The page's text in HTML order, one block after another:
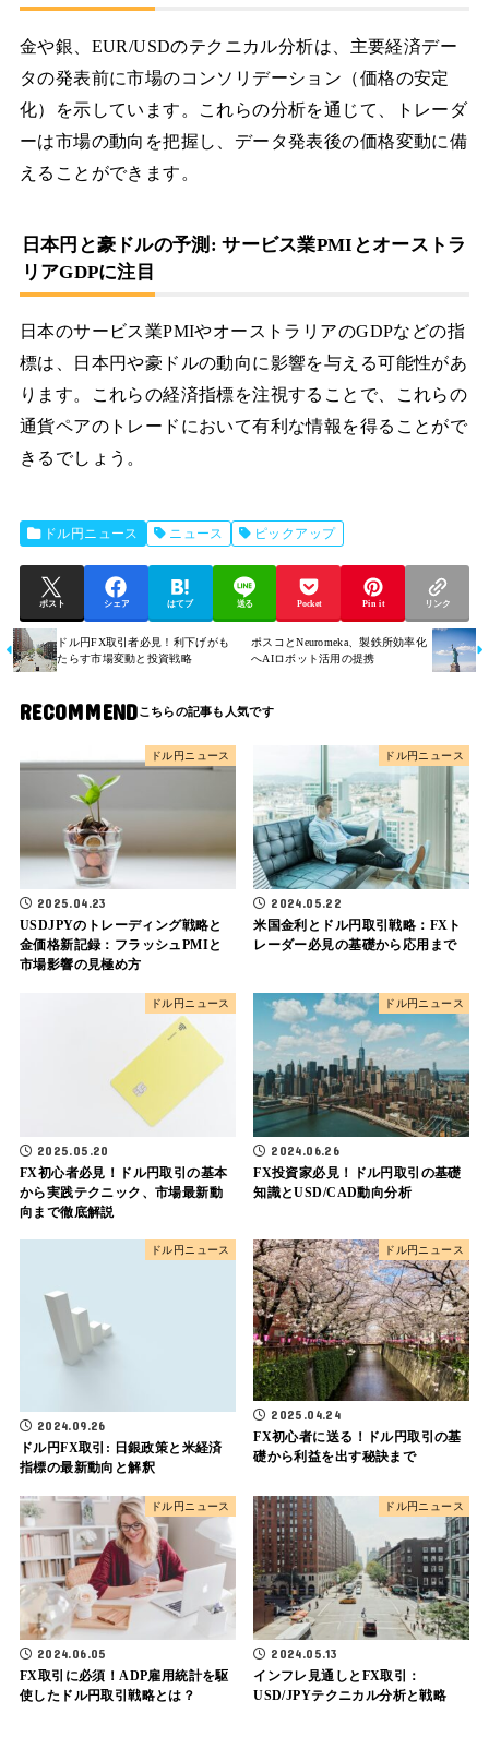
金や銀、EUR/USDのテクニカル分析は、主要経済デー
タの発表前に市場のコンソリデーション（価格の安定
化）を示しています。これらの分析を通じて、トレーダ
ーは市場の動向を把握し、データ発表後の価格変動に備
えることができます。
日本円と豪ドルの予測: サービス業PMIとオーストラ
リアGDPに注目
日本のサービス業PMIやオーストラリアのGDPなどの指
標は、日本円や豪ドルの動向に影響を与える可能性があ
ります。これらの経済指標を注視することで、これらの
通貨ペアのトレードにおいて有利な情報を得ることがで
きるでしょう。
ドル円ニュース ニュース ピックアップ
ポスト シェア はてブ 送る Pocket Pin it リンク
ドル円FX取引者必見！利下げがも
たらす市場変動と投資戦略
ポスコとNeuromeka、製鉄所効率化
へAIロボット活用の提携
RECOMMEND
ドル円ニュース
2025.04.23
USDJPYのトレーディング戦略と
金価格新記録：フラッシュPMIと
市場影響の見極め方
ドル円ニュース
2024.05.22
米国金利とドル円取引戦略：FXト
レーダー必見の基礎から応用まで
ドル円ニュース
2025.05.20
FX初心者必見！ドル円取引の基本
から実践テクニック、市場最新動
向まで徹底解説
ドル円ニュース
2024.06.26
FX投資家必見！ドル円取引の基礎
知識とUSD/CAD動向分析
ドル円ニュース
2024.09.26
ドル円FX取引: 日銀政策と米経済
指標の最新動向と解釈
ドル円ニュース
2025.04.24
FX初心者に送る！ドル円取引の基
礎から利益を出す秘訣まで
ドル円ニュース
2024.06.05
FX取引に必須！ADP雇用統計を駆
使したドル円取引戦略とは？
ドル円ニュース
2024.05.13
インフレ見通しとFX取引：
USD/JPYテクニカル分析と戦略